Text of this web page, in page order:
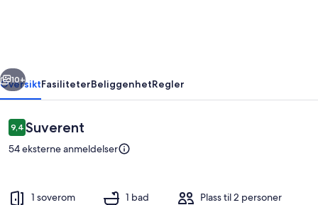
Neste
10+
OversiktFasiliteterBeliggenhetRegler
Anmeldelser
9,49,4 av 10 –
Suverent
54 eksterne anmeldelser
1 soverom 1 bad Plass til 2 personer